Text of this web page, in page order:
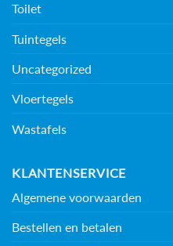
Toilet
Tuintegels
Uncategorized
Vloertegels
Wastafels
KLANTENSERVICE
Algemene voorwaarden
Bestellen en betalen